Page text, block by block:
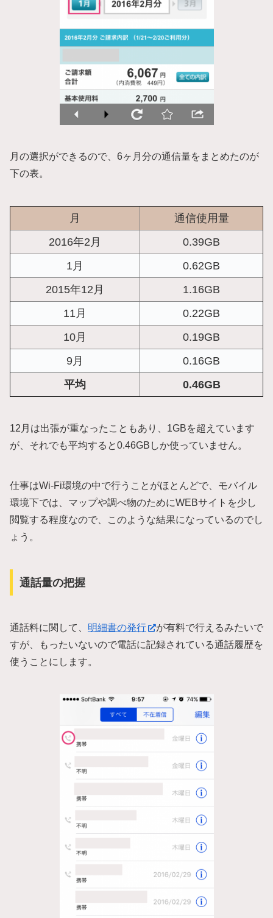
月の選択ができるので、6ヶ月分の通信量をまとめたのが
下の表。
月
通信使用量
2016年2月
0.39GB
1月
0.62GB
2015年12月
1.16GB
11月
0.22GB
10月
0.19GB
9月
0.16GB
平均
0.46GB
12月は出張が重なったこともあり、1GBを超えています
が、それでも平均すると0.46GBしか使っていません。
仕事はWi-Fi環境の中で行うことがほとんどで、モバイル
環境下では、マップや調べ物のためにWEBサイトを少し
閲覧する程度なので、このような結果になっているのでし
ょう。
通話量の把握
通話料に関して、 明細書の発行
が有料で行えるみたいで
すが、もったいないので電話に記録されている通話履歴を
使うことにします。